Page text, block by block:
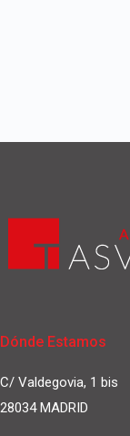
Dónde Estamos
C/ Valdegovia, 1 bis
28034 MADRID